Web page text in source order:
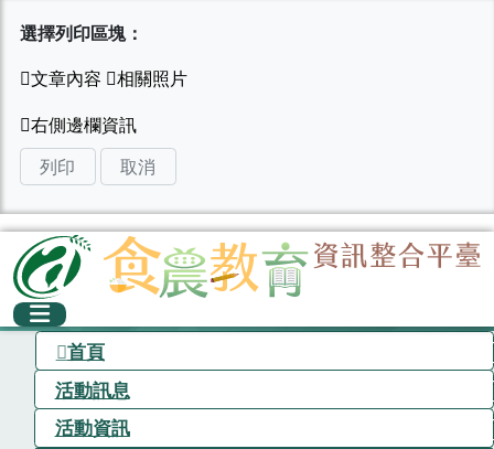
選擇列印區塊：
列印 取消
首頁
活動訊息
活動資訊